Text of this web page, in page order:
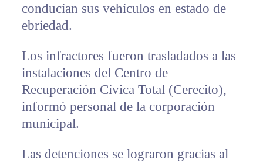
conducían sus vehículos en estado de
ebriedad.
Los infractores fueron trasladados a las
instalaciones del Centro de
Recuperación Cívica Total (Cerecito),
informó personal de la corporación
municipal.
Las detenciones se lograron gracias al